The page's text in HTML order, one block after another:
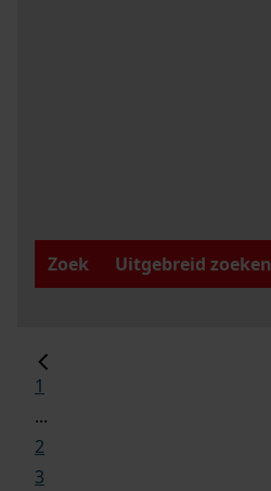
Zoek
Uitgebreid zoeken
1
...
2
3